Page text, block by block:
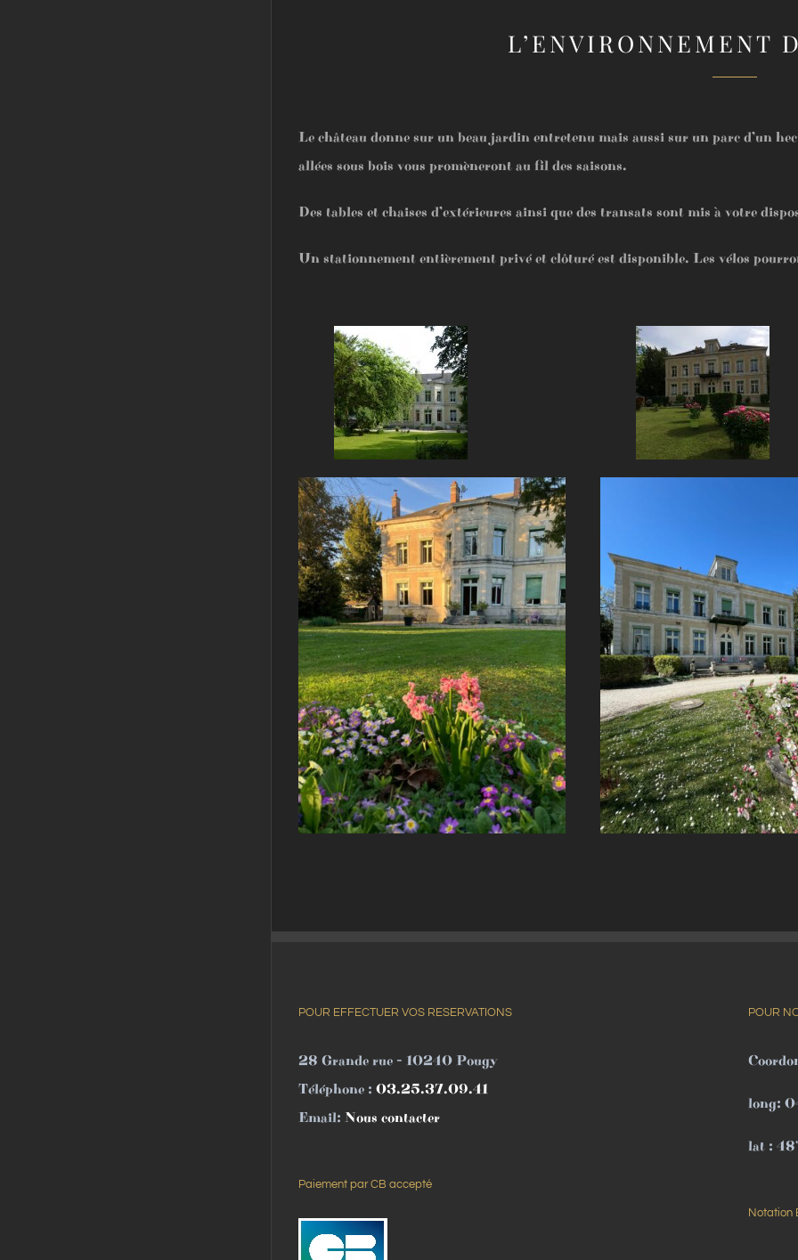
L’ENVIRONNEMENT
Le château donne sur un beau jardin entretenu mais aussi sur un parc d’un
allées sous bois vous promèneront au fil des saisons.
Des tables et chaises d’extérieures ainsi que des transats sont mis à votre
Un stationnement entièrement privé et clôturé est disponible. Les vélos
POUR EFFECTUER VOS RESERVATIONS
28 Grande rue - 10240 Pougy
Téléphone : 03.25.37.09.41
Email: Nous contacter
Paiement par CB accepté
POUR
long:
lat :
Notation